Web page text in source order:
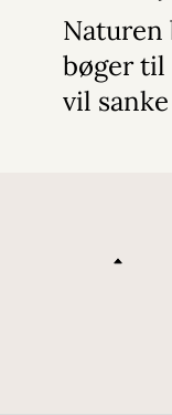
Naturen
bøger til
vil sanke